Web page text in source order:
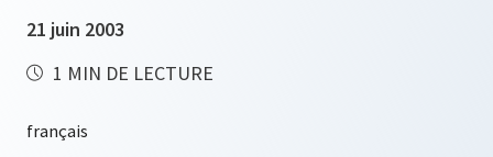
21 juin 2003
1 MIN DE LECTURE